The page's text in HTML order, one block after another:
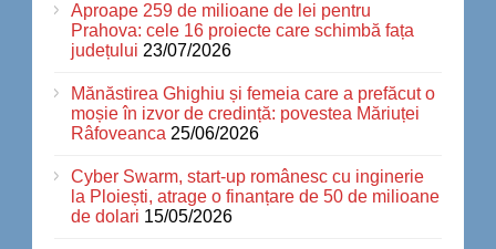
Aproape 259 de milioane de lei pentru
Prahova: cele 16 proiecte care schimbă fața
județului 23/07/2026
Mănăstirea Ghighiu și femeia care a prefăcut o
moșie în izvor de credință: povestea Măriuței
Râfoveanca 25/06/2026
Cyber Swarm, start-up românesc cu inginerie
la Ploiești, atrage o finanțare de 50 de milioane
de dolari 15/05/2026